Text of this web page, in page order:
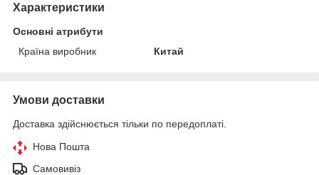
Характеристики
Основні атрибути
Країна виробник
Китай
Умови доставки
Доставка здійснюється тільки по передоплаті.
Нова Пошта
Самовивіз